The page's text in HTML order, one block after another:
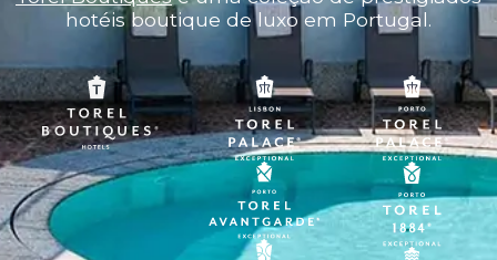
hotéis boutique de luxo em Portugal.